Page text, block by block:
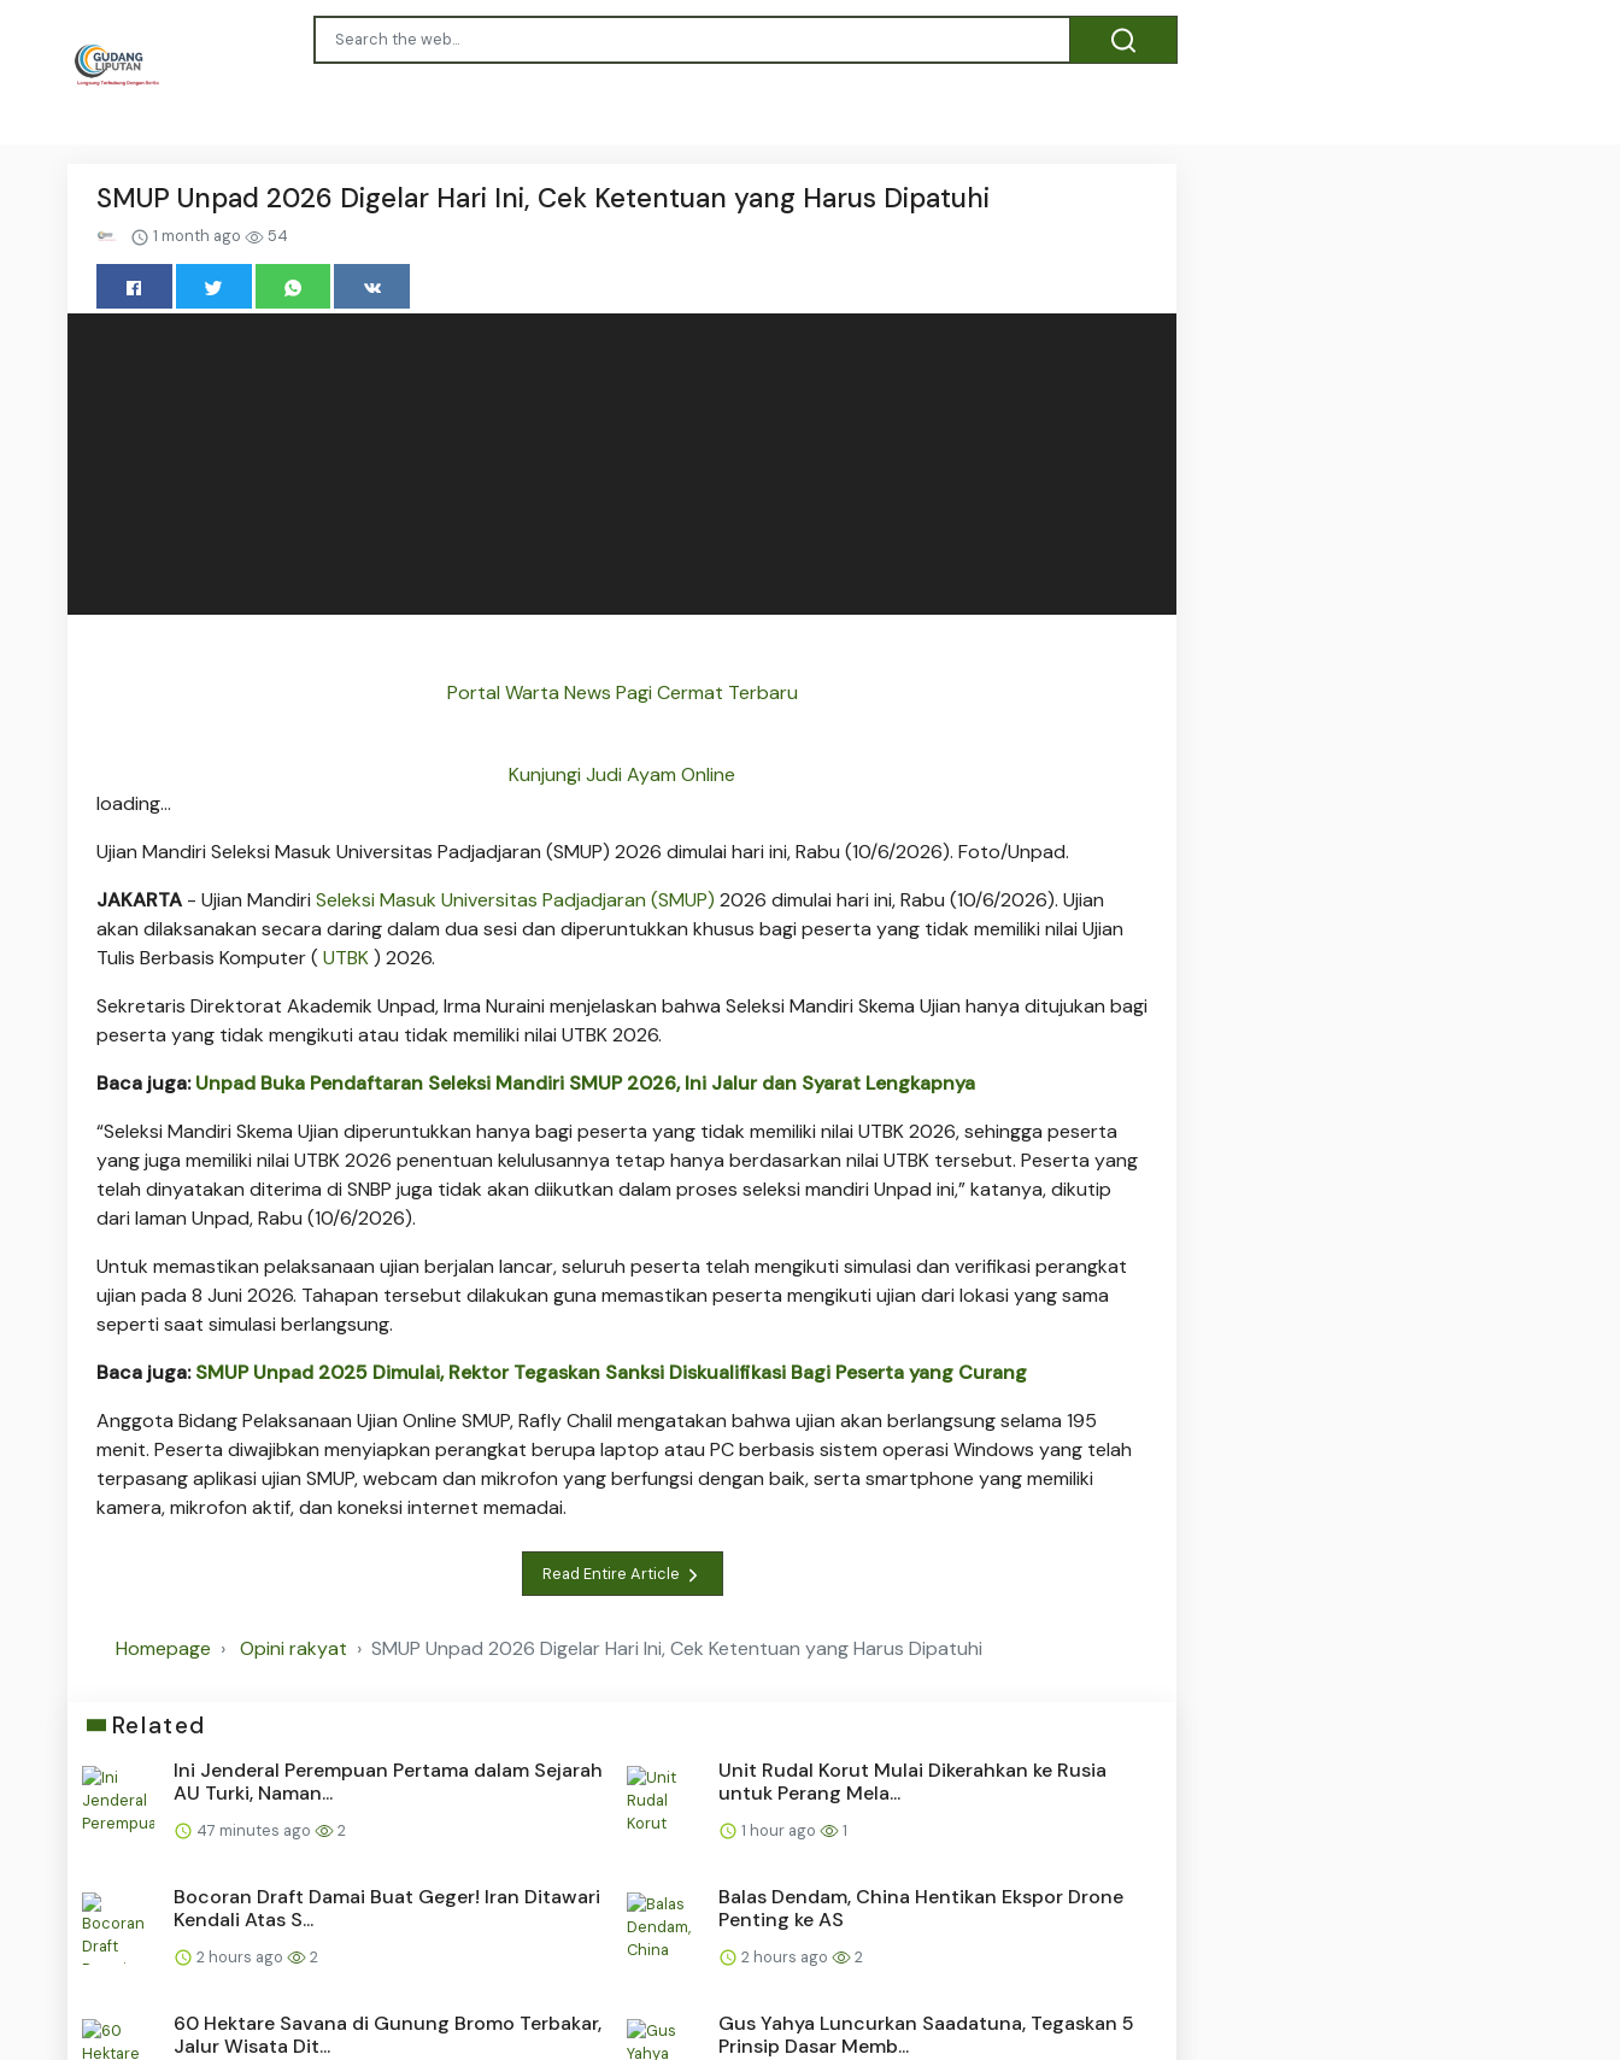
SMUP Unpad 2026 Digelar Hari Ini, Cek Ketentuan yang Harus Dipatuhi
1 month ago 54
Portal Warta News Pagi Cermat Terbaru
Kunjungi Judi Ayam Online
loading...
Ujian Mandiri Seleksi Masuk Universitas Padjadjaran (SMUP) 2026 dimulai hari ini, Rabu (10/6/2026). Foto/Unpad.
JAKARTA - Ujian Mandiri Seleksi Masuk Universitas Padjadjaran (SMUP) 2026 dimulai hari ini, Rabu (10/6/2026). Ujian
akan dilaksanakan secara daring dalam dua sesi dan diperuntukkan khusus bagi peserta yang tidak memiliki nilai Ujian
Tulis Berbasis Komputer (UTBK) 2026.
Sekretaris Direktorat Akademik Unpad, Irma Nuraini menjelaskan bahwa Seleksi Mandiri Skema Ujian hanya ditujukan bagi
peserta yang tidak mengikuti atau tidak memiliki nilai UTBK 2026.
Baca juga:Unpad Buka Pendaftaran Seleksi Mandiri SMUP 2026, Ini Jalur dan Syarat Lengkapnya
“Seleksi Mandiri Skema Ujian diperuntukkan hanya bagi peserta yang tidak memiliki nilai UTBK 2026, sehingga peserta
yang juga memiliki nilai UTBK 2026 penentuan kelulusannya tetap hanya berdasarkan nilai UTBK tersebut. Peserta yang
telah dinyatakan diterima di SNBP juga tidak akan diikutkan dalam proses seleksi mandiri Unpad ini,” katanya, dikutip
dari laman Unpad, Rabu (10/6/2026).
Untuk memastikan pelaksanaan ujian berjalan lancar, seluruh peserta telah mengikuti simulasi dan verifikasi perangkat
ujian pada 8 Juni 2026. Tahapan tersebut dilakukan guna memastikan peserta mengikuti ujian dari lokasi yang sama
seperti saat simulasi berlangsung.
Baca juga:SMUP Unpad 2025 Dimulai, Rektor Tegaskan Sanksi Diskualifikasi Bagi Peserta yang Curang
Anggota Bidang Pelaksanaan Ujian Online SMUP, Rafly Chalil mengatakan bahwa ujian akan berlangsung selama 195
menit. Peserta diwajibkan menyiapkan perangkat berupa laptop atau PC berbasis sistem operasi Windows yang telah
terpasang aplikasi ujian SMUP, webcam dan mikrofon yang berfungsi dengan baik, serta smartphone yang memiliki
kamera, mikrofon aktif, dan koneksi internet memadai.
Read Entire Article
Homepage Opini rakyat SMUP Unpad 2026 Digelar Hari Ini, Cek Ketentuan yang Harus Dipatuhi
Related
Ini Jenderal Perempuan Pertama dalam Sejarah
AU Turki, Naman...
47 minutes ago 2
Unit Rudal Korut Mulai Dikerahkan ke Rusia
untuk Perang Mela...
1 hour ago 1
Bocoran Draft Damai Buat Geger! Iran Ditawari
Kendali Atas S...
2 hours ago 2
Balas Dendam, China Hentikan Ekspor Drone
Penting ke AS
2 hours ago 2
60 Hektare Savana di Gunung Bromo Terbakar,
Jalur Wisata Dit...
Gus Yahya Luncurkan Saadatuna, Tegaskan 5
Prinsip Dasar Memb...